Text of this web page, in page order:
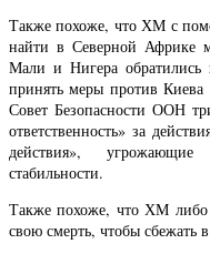
Также похоже, что ХМ с
найти в Северной Африке
Мали и Нигера
принять меры против
Совет Безопасности ООН
ответственность» за
действия»,
стабильности.
Также похоже, что ХМ либо
свою смерть, чтобы сбежать